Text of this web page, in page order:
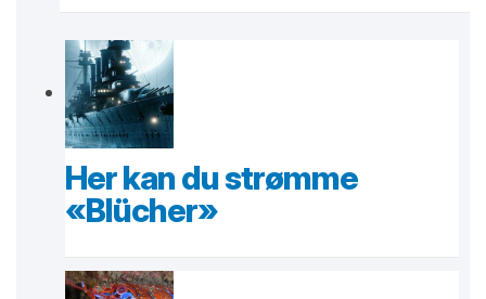
Her kan du strømme
«Blücher»